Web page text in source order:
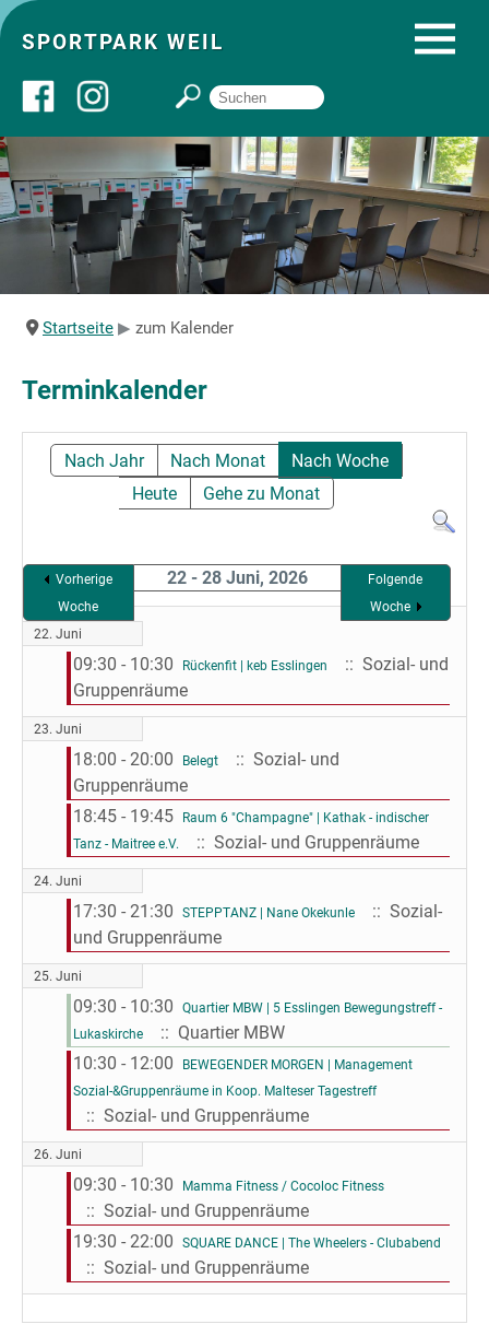
SPORTPARK WEIL
Über uns
Startseite
Angebote
Sportpark
Startseite zum Kalender
Terminkalender
Nach Jahr Nach Monat
Nach Woche
Heute
Gehe zu Monat
Vorherige
Woche
22 - 28 Juni, 2026
Folgende
Woche
22. Juni
09:30 - 10:30 Rückenfit | keb Esslingen
:: Sozial- und
Gruppenräume
23. Juni
18:00 - 20:00 Belegt
:: Sozial- und
Gruppenräume
18:45 - 19:45
Raum 6 "Champagne" | Kathak - indischer
Tanz - Maitree e.V.
:: Sozial- und Gruppenräume
24. Juni
17:30 - 21:30 STEPPTANZ | Nane Okekunle
:: Sozial-
und Gruppenräume
25. Juni
09:30 - 10:30
Quartier MBW | 5 Esslingen Bewegungstreff -
Lukaskirche
:: Quartier MBW
10:30 - 12:00
BEWEGENDER MORGEN | Management
Sozial-&Gruppenräume in Koop. Malteser Tagestreff
:: Sozial- und Gruppenräume
26. Juni
09:30 - 10:30 Mamma Fitness / Cocoloc Fitness
:: Sozial- und Gruppenräume
19:30 - 22:00
SQUARE DANCE | The Wheelers - Clubabend
:: Sozial- und Gruppenräume